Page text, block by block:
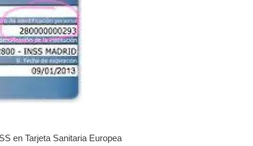
en Tarjeta Sanitaria Europea